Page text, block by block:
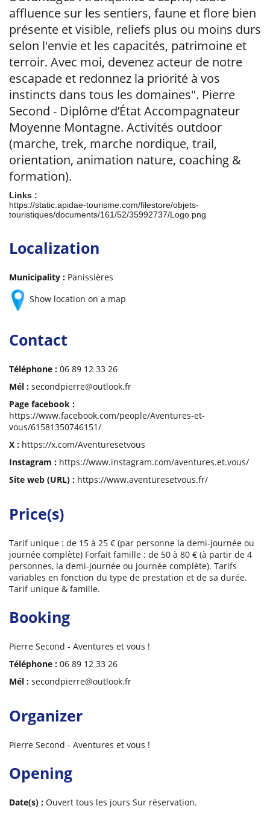
affluence sur les sentiers, faune et flore bien
présente et visible, reliefs plus ou moins durs
selon l'envie et les capacités, patrimoine et
terroir. Avec moi, devenez acteur de notre
escapade et redonnez la priorité à vos
instincts dans tous les domaines". Pierre
Second - Diplôme d’État Accompagnateur
Moyenne Montagne. Activités outdoor
(marche, trek, marche nordique, trail,
orientation, animation nature, coaching &
formation).
Links :
https://static.apidae-tourisme.com/filestore/objets-
touristiques/documents/161/52/35992737/Logo.png
Localization
Municipality : Panissières
Show location on a map
Contact
Téléphone : 06 89 12 33 26
Mél : secondpierre@outlook.fr
Page facebook :
https://www.facebook.com/people/Aventures-et-
vous/61581350746151/
X : https://x.com/Aventuresetvous
Instagram : https://www.instagram.com/aventures.et.vous/
Site web (URL) : https://www.aventuresetvous.fr/
Price(s)
Tarif unique : de 15 à 25 € (par personne la demi-journée ou
journée complète) Forfait famille : de 50 à 80 € (à partir de 4
personnes, la demi-journée ou journée complète). Tarifs
variables en fonction du type de prestation et de sa durée.
Tarif unique & famille.
Booking
Pierre Second - Aventures et vous !
Téléphone : 06 89 12 33 26
Mél : secondpierre@outlook.fr
Organizer
Pierre Second - Aventures et vous !
Opening
Date(s) : Ouvert tous les jours Sur réservation.